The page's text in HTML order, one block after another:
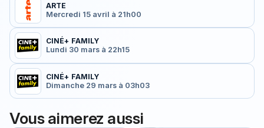
ARTE
Mercredi 15 avril à 21h00
CINÉ+ FAMILY
Lundi 30 mars à 22h15
CINÉ+ FAMILY
Dimanche 29 mars à 03h03
Vous aimerez aussi